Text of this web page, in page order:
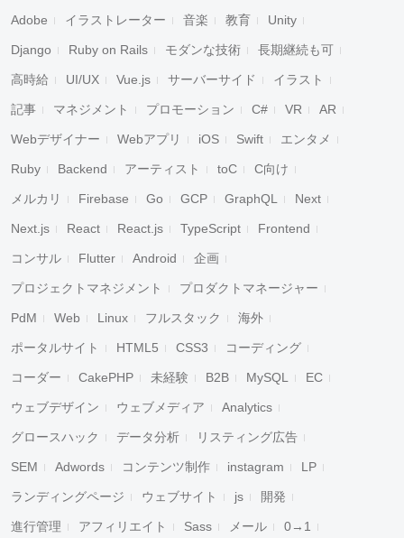
Adobe イラストレーター 音楽 教育 Unity
Django Ruby on Rails モダンな技術 長期継続も可
高時給 UI/UX Vue.js サーバーサイド イラスト
記事 マネジメント プロモーション C# VR AR
Webデザイナー Webアプリ iOS Swift エンタメ
Ruby Backend アーティスト toC C向け
メルカリ Firebase Go GCP GraphQL Next
Next.js React React.js TypeScript Frontend
コンサル Flutter Android 企画
プロジェクトマネジメント プロダクトマネージャー
PdM Web Linux フルスタック 海外
ポータルサイト HTML5 CSS3 コーディング
コーダー CakePHP 未経験 B2B MySQL EC
ウェブデザイン ウェブメディア Analytics
グロースハック データ分析 リスティング広告
SEM Adwords コンテンツ制作 instagram LP
ランディングページ ウェブサイト js 開発
進行管理 アフィリエイト Sass メール 0→1